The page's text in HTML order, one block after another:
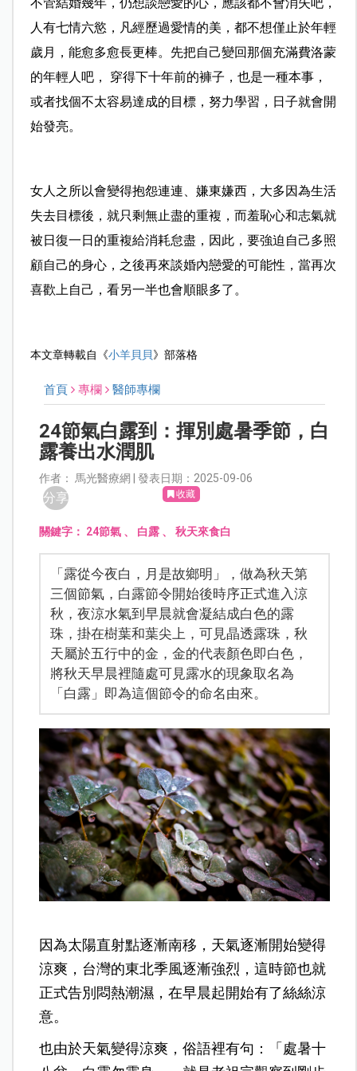
不管結婚幾年，仍想談戀愛的心，應該都不會消失吧，
人有七情六慾，凡經歷過愛情的美，都不想僅止於年輕
歲月，能愈多愈長更棒。先把自己變回那個充滿費洛蒙
的年輕人吧， 穿得下十年前的褲子，也是一種本事，
或者找個不太容易達成的目標，努力學習，日子就會開
始發亮。
女人之所以會變得抱怨連連、嫌東嫌西，大多因為生活
失去目標後，就只剩無止盡的重複，而羞恥心和志氣就
被日復一日的重複給消耗怠盡，因此，要強迫自己多照
顧自己的身心，之後再來談婚內戀愛的可能性，當再次
喜歡上自己，看另一半也會順眼多了。
本文章轉載自《小羊貝貝 》部落格
首頁 專欄 醫師專欄
24節氣白露到：揮別處暑季節，白
露養出水潤肌
作者： 馬光醫療網 | 發表日期：2025-09-06
分享 收藏
關鍵字： 24節氣 、 白露 、秋天來食白
「露從今夜白，月是故鄉明」，做為秋天第
三個節氣，白露節令開始後時序正式進入涼
秋，夜涼水氣到早晨就會凝結成白色的露
珠，掛在樹葉和葉尖上，可見晶透露珠，秋
天屬於五行中的金，金的代表顏色即白色，
將秋天早晨裡隨處可見露水的現象取名為
「白露」即為這個節令的命名由來。
因為太陽直射點逐漸南移，天氣逐漸開始變得
涼爽，台灣的東北季風逐漸強烈，這時節也就
正式告別悶熱潮濕，在早晨起開始有了絲絲涼
意。
也由於天氣變得涼爽，俗語裡有句：「處暑十